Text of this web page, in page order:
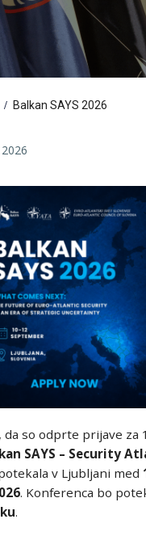
Balkan SAYS 2026
da so odprte prijave za
SAYS – Security
v Ljubljani med
. Konferenca bo
.